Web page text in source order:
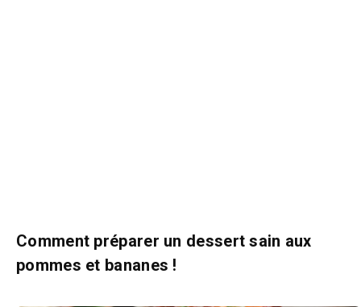
Comment préparer un dessert sain aux
pommes et bananes !